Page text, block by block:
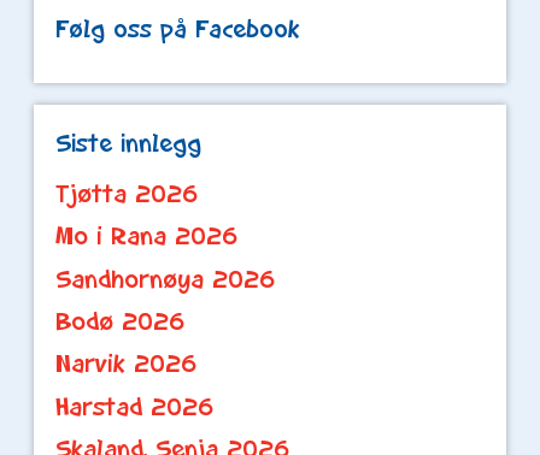
Følg oss på Facebook
Siste innlegg
Tjøtta 2026
Mo i Rana 2026
Sandhornøya 2026
Bodø 2026
Narvik 2026
Harstad 2026